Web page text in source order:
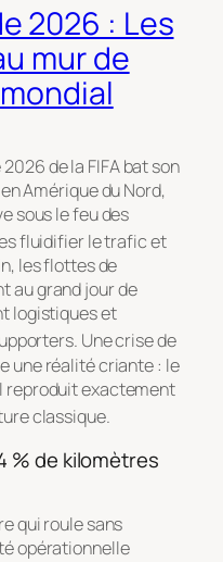
2026 : Les
mur de
de la FIFA bat son
Amérique du Nord,
sous le feu des
fluidifier le trafic et
les flottes de
au grand jour de
logistiques et
. Une crise de
une réalité criante : le
reproduit exactement
classique.
% de kilomètres
qui roule sans
opérationnelle